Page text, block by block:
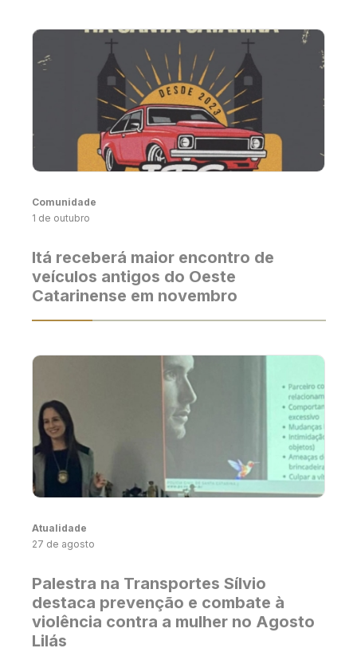
Comunidade
1 de outubro
Itá receberá maior encontro de
veículos antigos do Oeste
Catarinense em novembro
Atualidade
27 de agosto
Palestra na Transportes Sílvio
destaca prevenção e combate à
violência contra a mulher no Agosto
Lilás